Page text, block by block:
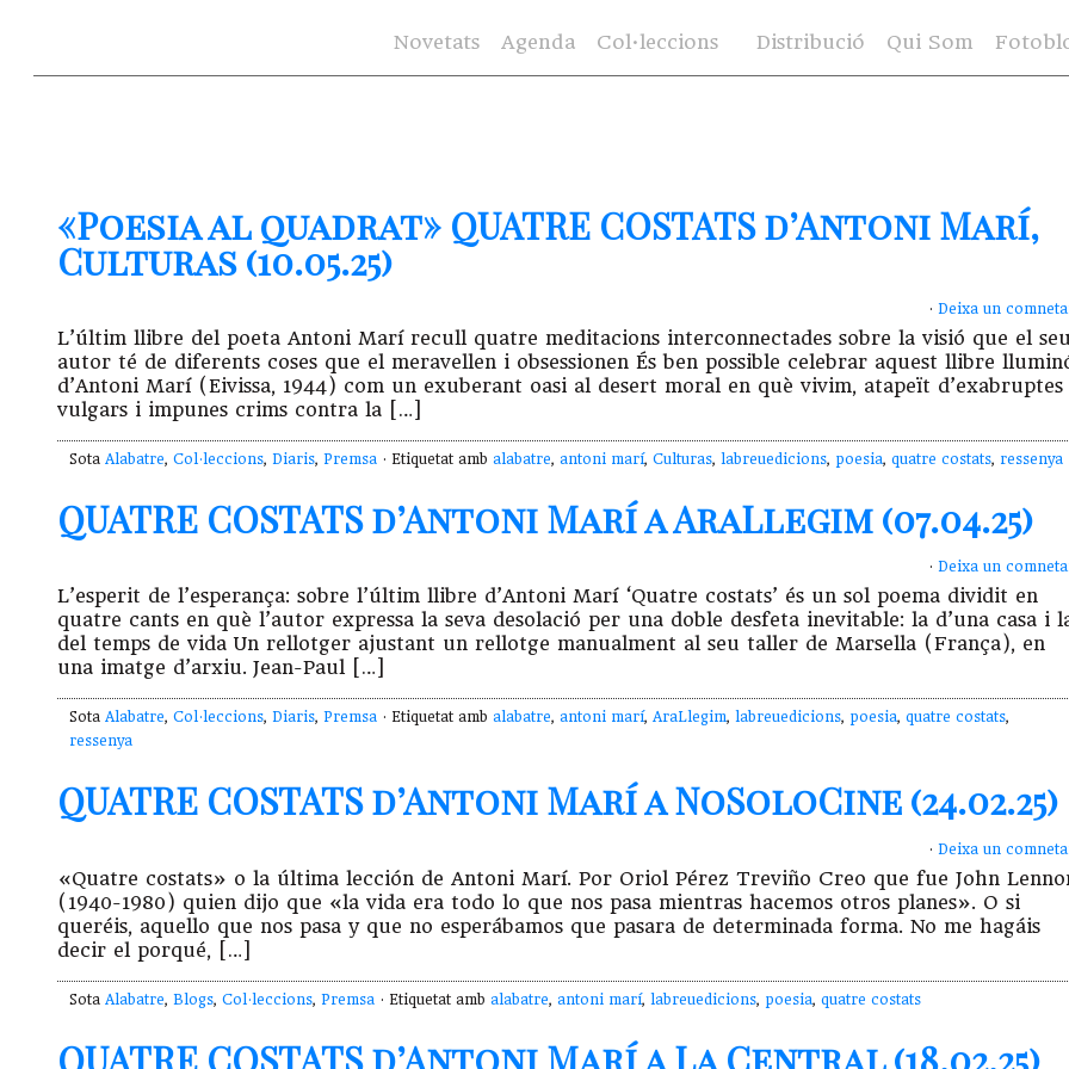
Novetats Agenda Col·leccions Distribució Qui Som
«Poesia al quadrat» QUATRE COSTATS d’Antoni Marí,
Culturas (10.05.25)
· Deixa un
L’últim llibre del poeta Antoni Marí recull quatre meditacions interconnectades sobre la visió que el seu
autor té de diferents coses que el meravellen i obsessionen És ben possible celebrar aquest llibre
d’Antoni Marí (Eivissa, 1944) com un exuberant oasi al desert moral en què vivim, atapeït d’exabruptes
vulgars i impunes crims contra la […]
Sota Alabatre, Col·leccions, Diaris, Premsa · Etiquetat amb alabatre, antoni marí, Culturas, labreuedicions, poesia, quatre costats, ressenya
QUATRE COSTATS d’Antoni Marí a AraLlegim (07.04.25)
· Deixa un
L’esperit de l’esperança: sobre l’últim llibre d’Antoni Marí ‘Quatre costats’ és un sol poema dividit en
quatre cants en què l’autor expressa la seva desolació per una doble desfeta inevitable: la d’una casa i
del temps de vida Un rellotger ajustant un rellotge manualment al seu taller de Marsella (França), en
una imatge d’arxiu. Jean-Paul […]
Sota Alabatre, Col·leccions, Diaris, Premsa · Etiquetat amb alabatre, antoni marí, AraLlegim, labreuedicions, poesia, quatre costats,
ressenya
QUATRE COSTATS d’Antoni Marí a NoSoloCine (24.02.25)
· Deixa un
«Quatre costats» o la última lección de Antoni Marí. Por Oriol Pérez Treviño Creo que fue John
(1940-1980) quien dijo que «la vida era todo lo que nos pasa mientras hacemos otros planes». O si
queréis, aquello que nos pasa y que no esperábamos que pasara de determinada forma. No me hagáis
decir el porqué, […]
Sota Alabatre, Blogs, Col·leccions, Premsa · Etiquetat amb alabatre, antoni marí, labreuedicions, poesia, quatre costats
QUATRE COSTATS d’Antoni Marí a La Central (18.02.25)